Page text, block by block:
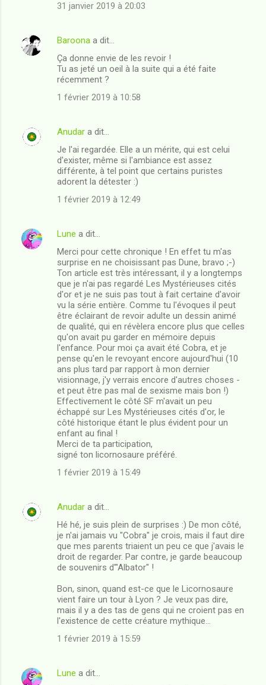
s
31 janvier 2019 à 20:03
Baroona a dit…
Ça donne envie de les revoir !
Tu as jeté un oeil à la suite qui a été faite
récemment ?
1 février 2019 à 10:58
Anudar a dit…
Je l'ai regardée. Elle a un mérite, qui est celui
d'exister, même si l'ambiance est assez
différente, à tel point que certains puristes
adorent la détester :)
1 février 2019 à 12:49
Lune a dit…
Merci pour cette chronique ! En effet tu m'as
surprise en ne choisissant pas Dune, bravo ;-)
Ton article est très intéressant, il y a longtemps
que je n'ai pas regardé Les Mystérieuses cités
d'or et je ne suis pas tout à fait certaine d'avoir
vu la série entière. Comme tu l'évoques il peut
être éclairant de revoir adulte un dessin animé
de qualité, qui en révèlera encore plus que celles
qu'on avait pu garder en mémoire depuis
l'enfance. Pour moi ça avait été Cobra, et je
pense qu'en le revoyant encore aujourd'hui (10
ans plus tard par rapport à mon dernier
visionnage, j'y verrais encore d'autres choses -
et peut être pas mal de sexisme mais bon !)
Effectivement le côté SF m'avait un peu
échappé sur Les Mystérieuses cités d'or, le
côté historique étant le plus évident pour un
enfant au final !
Merci de ta participation,
signé ton licornosaure préféré.
1 février 2019 à 15:49
Anudar a dit…
Hé hé, je suis plein de surprises :) De mon côté,
je n'ai jamais vu "Cobra" je crois, mais il faut dire
que mes parents triaient un peu ce que j'avais le
droit de regarder. Par contre, je garde beaucoup
de souvenirs d'"Albator" !
Bon, sinon, quand est-ce que le Licornosaure
vient faire un tour à Lyon ? Je veux pas dire,
mais il y a des tas de gens qui ne croient pas en
l'existence de cette créature mythique...
1 février 2019 à 15:59
Lune a dit…